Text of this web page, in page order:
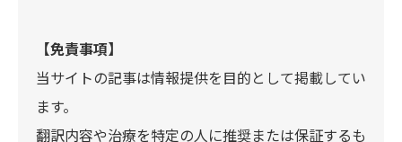
【免責事項】
当サイトの記事は情報提供を目的として掲載してい
ます。
翻訳内容や治療を特定の人に推奨または保証するも